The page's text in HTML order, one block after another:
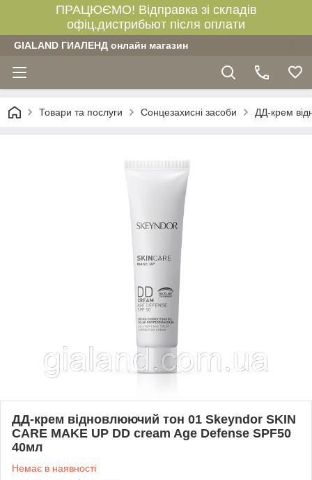
ПРАЦЮЄМО! Відправка зі складів
офіц.дистрибьют після оплати
GIALAND ГИАЛЕНД онлайн магазин
Товари та послуги Сонцезахисні засоби ДД-крем
ДД-крем відновлюючий тон 01 Skeyndor SKIN
CARE MAKE UP DD cream Age Defense SPF50
40мл
Немає в наявності